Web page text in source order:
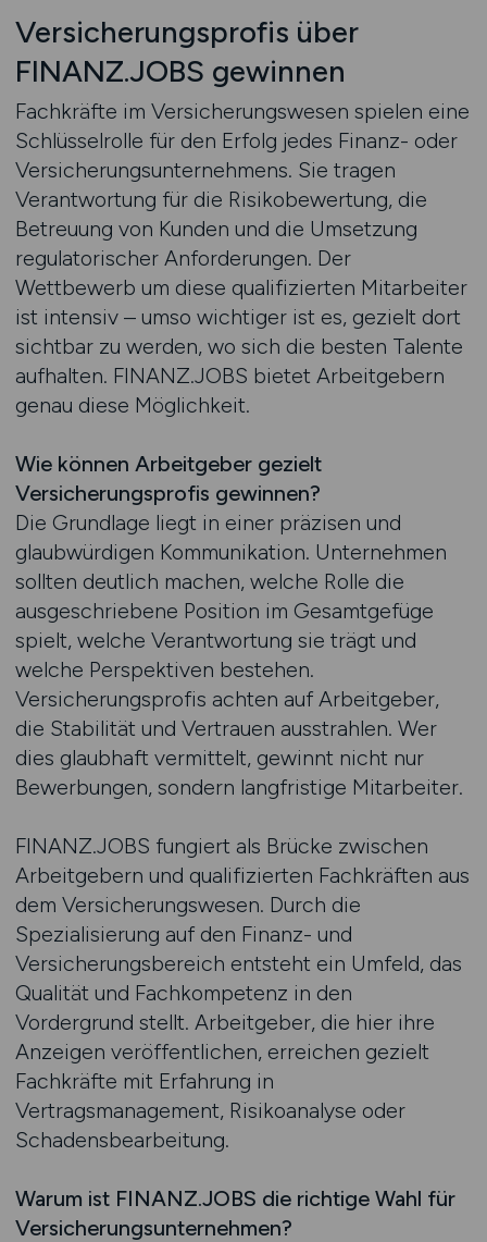
Versicherungsprofis über
FINANZ.JOBS gewinnen
Fachkräfte im Versicherungswesen spielen eine
Schlüsselrolle für den Erfolg jedes Finanz- oder
Versicherungsunternehmens. Sie tragen
Verantwortung für die Risikobewertung, die
Betreuung von Kunden und die Umsetzung
regulatorischer Anforderungen. Der
Wettbewerb um diese qualifizierten Mitarbeiter
ist intensiv – umso wichtiger ist es, gezielt dort
sichtbar zu werden, wo sich die besten Talente
aufhalten. FINANZ.JOBS bietet Arbeitgebern
genau diese Möglichkeit.
Wie können Arbeitgeber gezielt
Versicherungsprofis gewinnen?
Die Grundlage liegt in einer präzisen und
glaubwürdigen Kommunikation. Unternehmen
sollten deutlich machen, welche Rolle die
ausgeschriebene Position im Gesamtgefüge
spielt, welche Verantwortung sie trägt und
welche Perspektiven bestehen.
Versicherungsprofis achten auf Arbeitgeber,
die Stabilität und Vertrauen ausstrahlen. Wer
dies glaubhaft vermittelt, gewinnt nicht nur
Bewerbungen, sondern langfristige Mitarbeiter.
FINANZ.JOBS fungiert als Brücke zwischen
Arbeitgebern und qualifizierten Fachkräften aus
dem Versicherungswesen. Durch die
Spezialisierung auf den Finanz- und
Versicherungsbereich entsteht ein Umfeld, das
Qualität und Fachkompetenz in den
Vordergrund stellt. Arbeitgeber, die hier ihre
Anzeigen veröffentlichen, erreichen gezielt
Fachkräfte mit Erfahrung in
Vertragsmanagement, Risikoanalyse oder
Schadensbearbeitung.
Warum ist FINANZ.JOBS die richtige Wahl für
Versicherungsunternehmen?